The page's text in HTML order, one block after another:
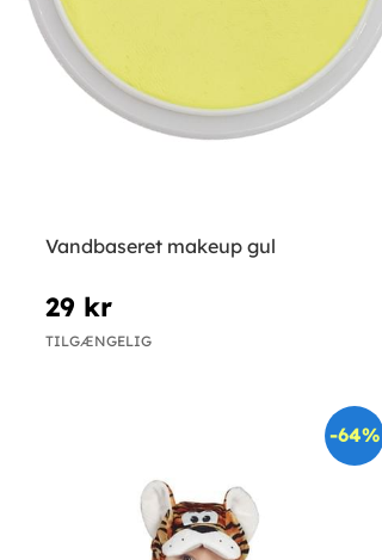
Vandbaseret makeup gul
29 kr
TILGÆNGELIG
-64%